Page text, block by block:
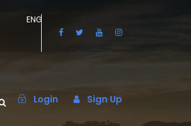
ENG
Login Sign Up